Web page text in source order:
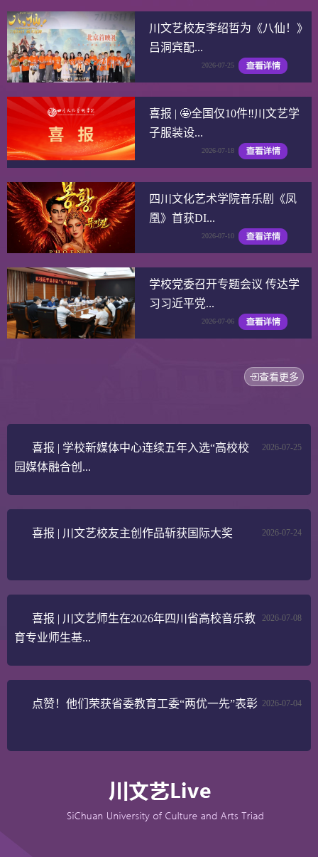
川文艺校友李绍哲为《八仙！》
吕洞宾配...
2026-07-25
喜报 | 🤩全国仅10件‼️川文艺学
子服装设...
2026-07-18
四川文化艺术学院音乐剧《凤
凰》首获DI...
2026-07-10
学校党委召开专题会议 传达学
习习近平党...
2026-07-06
查看更多
2026-07-25
喜报 | 学校新媒体中心连续五年入选“高校校
园媒体融合创...
2026-07-24
喜报 | 川文艺校友主创作品斩获国际大奖
2026-07-08
喜报 | 川文艺师生在2026年四川省高校音乐教
育专业师生基...
2026-07-04
点赞！他们荣获省委教育工委“两优一先”表彰